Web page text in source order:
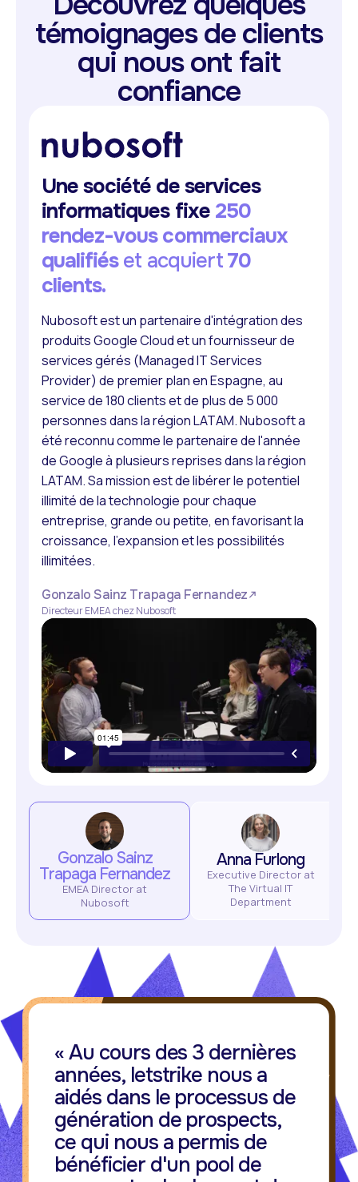
témoignages de clients
qui nous ont fait
confiance
Une société de services
informatiques fixe 250
rendez-vous commerciaux
qualifiéset acquiert70
clients.
Nubosoft est un partenaire d'intégration des
produits Google Cloud et un fournisseur de
services gérés (Managed IT Services
Provider) de premier plan en Espagne, au
service de 180 clients et de plus de 5 000
personnes dans la région LATAM. Nubosoft a
été reconnu comme le partenaire de l'année
de Google à plusieurs reprises dans la région
LATAM. Sa mission est de libérer le potentiel
illimité de la technologie pour chaque
entreprise, grande ou petite, en favorisant la
croissance, l'expansion et les possibilités
illimitées.
Gonzalo Sainz Trapaga Fernandez
Directeur EMEA chez Nubosoft
Gonzalo Sainz
Trapaga Fernandez
EMEA Director at
Nubosoft
Anna Furlong
Executive Director at
The Virtual IT
Department
« Au cours des 3 dernières
années, letstrike nous a
aidés dans le processus de
génération de prospects,
ce qui nous a permis de
bénéficier d'un pool de